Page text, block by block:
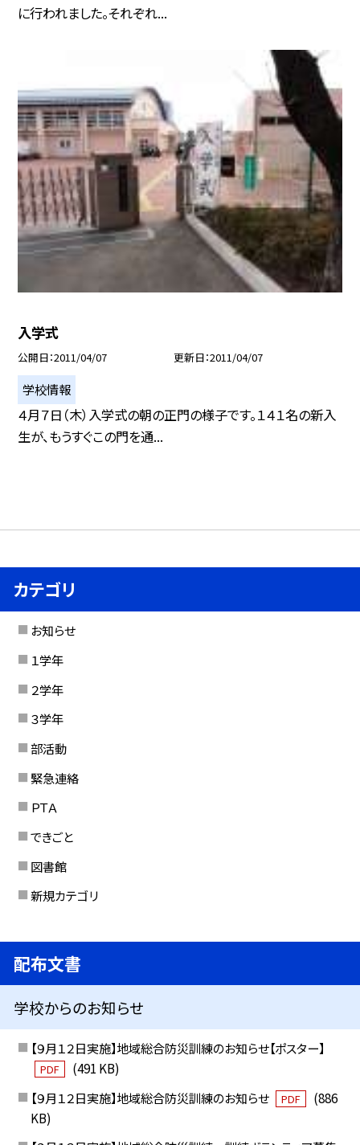
に行われました。それぞれ...
入学式
公開日 2011/04/07 更新日 2011/04/07
学校情報
４月７日（木）入学式の朝の正門の様子です。１４１名の新入
生が、もうすぐこの門を通...
カテゴリ
お知らせ
１学年
２学年
３学年
部活動
緊急連絡
ＰＴＡ
できごと
図書館
新規カテゴリ
配布文書
学校からのお知らせ
【９月１２日実施】地域総合防災訓練のお知らせ【ポスター】
PDF
(491 KB)
【９月１２日実施】地域総合防災訓練のお知らせ
PDF
(886
KB)